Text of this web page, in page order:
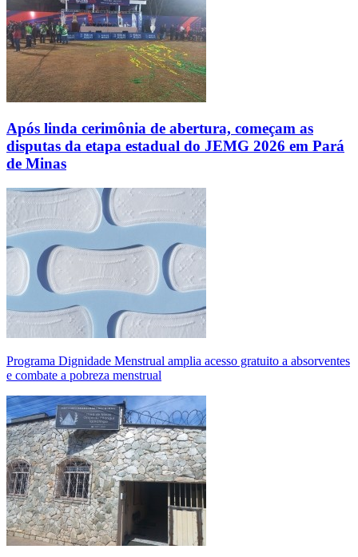
Após linda cerimônia de abertura, começam as
disputas da etapa estadual do JEMG 2026 em Pará
de Minas
Programa Dignidade Menstrual amplia acesso gratuito a absorventes
e combate a pobreza menstrual